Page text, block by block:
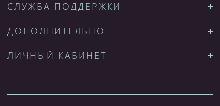
СЛУЖБА ПОДДЕРЖКИ
ДОПОЛНИТЕЛЬНО
ЛИЧНЫЙ КАБИНЕТ